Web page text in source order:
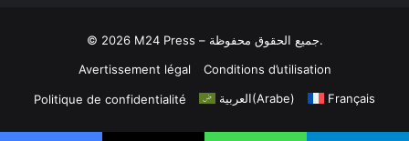
© 2026 M24 Press – جميع الحقوق محفوظة.
Avertissement légal
Conditions d’utilisation
Politique de confidentialité العربية(Arabe) Français